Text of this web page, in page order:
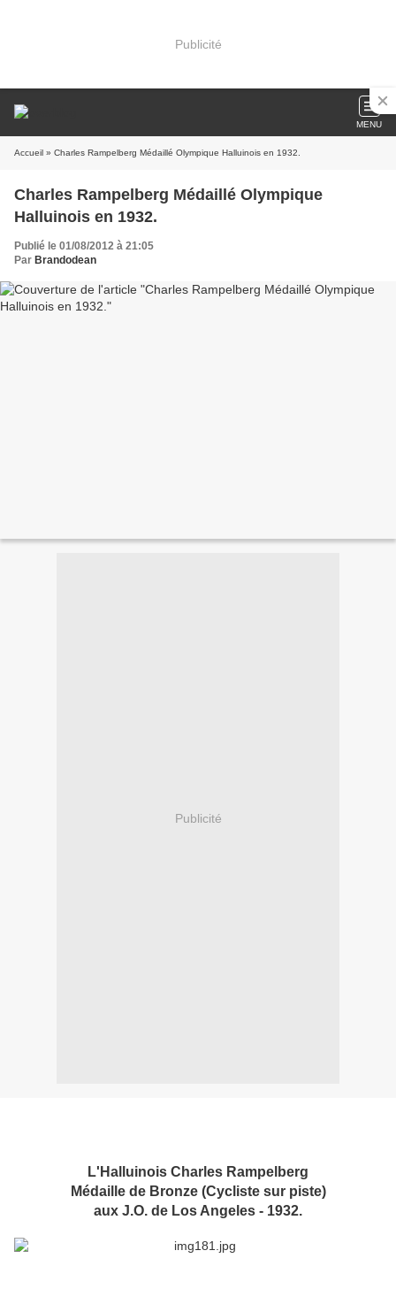
Publicité
MENU
Accueil » Charles Rampelberg Médaillé Olympique Halluinois en 1932.
Charles Rampelberg Médaillé Olympique
Halluinois en 1932.
Publié le 01/08/2012 à 21:05
Par Brandodean
Publicité
L'Halluinois Charles Rampelberg
Médaille de Bronze (Cycliste sur piste)
aux J.O. de Los Angeles - 1932.